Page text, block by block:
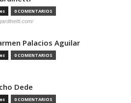
0 COMENTARIOS
Palacios Aguilar
0 COMENTARIOS
Dede
0 COMENTARIOS